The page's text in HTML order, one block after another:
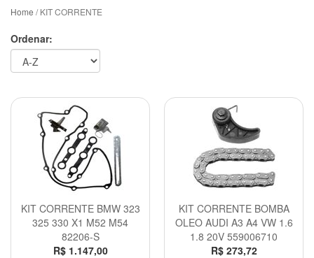
Home / KIT CORRENTE
Ordenar:
KIT CORRENTE BMW 323
325 330 X1 M52 M54
82206-S
R$ 1.147,00
KIT CORRENTE BOMBA
OLEO AUDI A3 A4 VW 1.6
1.8 20V 559006710
R$ 273,72